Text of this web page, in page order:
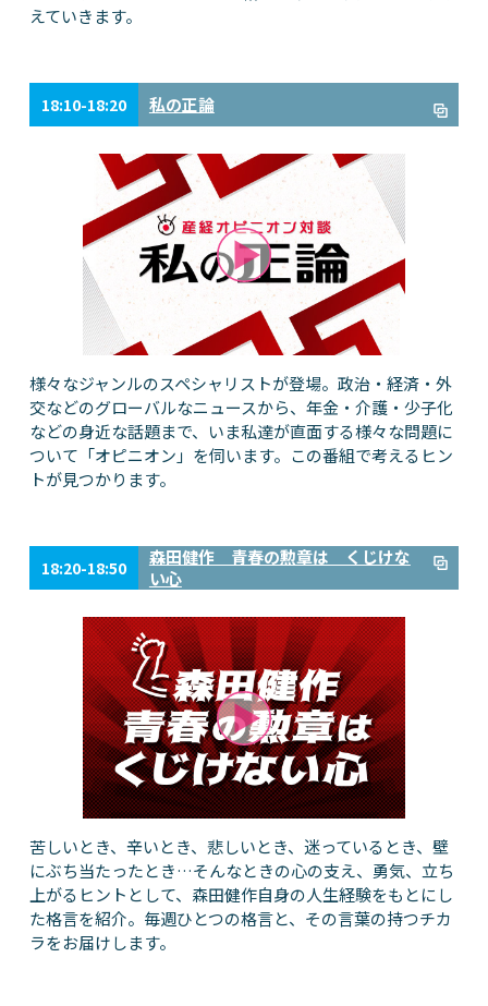
えていきます。
18:10-18:20 私の正論
様々なジャンルのスペシャリストが登場。政治・経済・外
交などのグローバルなニュースから、年金・介護・少子化
などの身近な話題まで、いま私達が直面する様々な問題に
ついて「オピニオン」を伺います。この番組で考えるヒン
トが見つかります。
18:20-18:50
森田健作 青春の勲章は くじけな
い心
苦しいとき、辛いとき、悲しいとき、迷っているとき、壁
にぶち当たったとき…そんなときの心の支え、勇気、立ち
上がるヒントとして、森田健作自身の人生経験をもとにし
た格言を紹介。毎週ひとつの格言と、その言葉の持つチカ
ラをお届けします。